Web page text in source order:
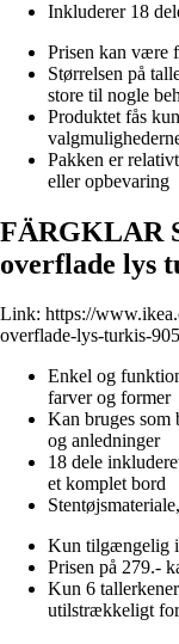
Inkluderer 18
Prisen kan være
Størrelsen på
store til nogle
Produktet fås
Pakken er
eller opbevaring
FÄRGKLAR
overflade lys
Link: https://
overflade-lys-turkis-
Enkel og
farver og former
Kan bruges som
og anledninger
18 dele
et komplet bord
Kun tilgængelig i
Prisen på 279.-
Kun 6
utilstrækkeligt for